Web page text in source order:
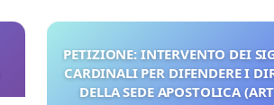
PETIZIONE: INTERVENTO DEI
CARDINALI PER DIFENDERE I
DELLA SEDE APOSTOLICA